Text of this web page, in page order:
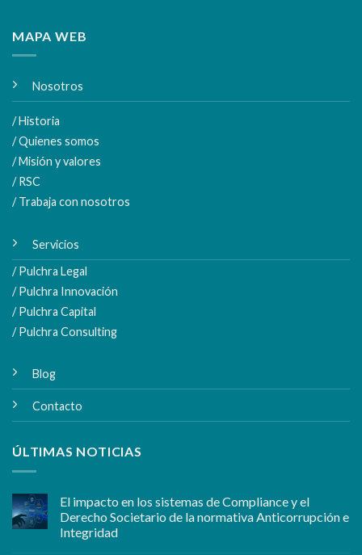
MAPA WEB
Nosotros
/ Historia
/ Quienes somos
/ Misión y valores
/ RSC
/ Trabaja con nosotros
Servicios
/ Pulchra Legal
/ Pulchra Innovación
/ Pulchra Capital
/ Pulchra Consulting
Blog
Contacto
ÚLTIMAS NOTICIAS
El impacto en los sistemas de Compliance y el
Derecho Societario de la normativa Anticorrupción e
Integridad